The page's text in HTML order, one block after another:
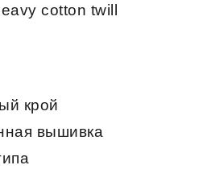
cotton twill
крой
вышивка